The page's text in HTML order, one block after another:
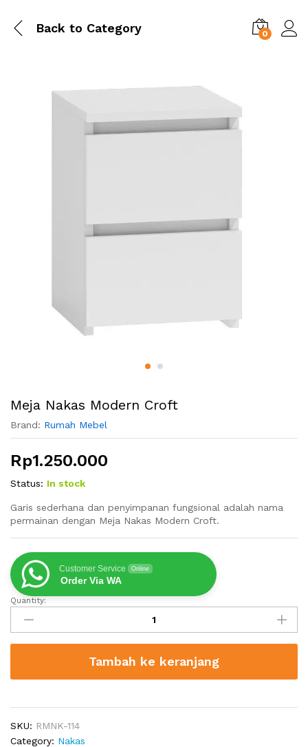
Back to Category 0
Meja Nakas Modern Croft
Brand: Rumah Mebel
Rp1.250.000
Status: In stock
Garis sederhana dan penyimpanan fungsional adalah nama
permainan dengan Meja Nakas Modern Croft.
Customer Service Online
Order Via WA
Meja
Nakas
Modern
Croft
Quantity:
Tambah ke keranjang
SKU: RMNK-114
Category: Nakas